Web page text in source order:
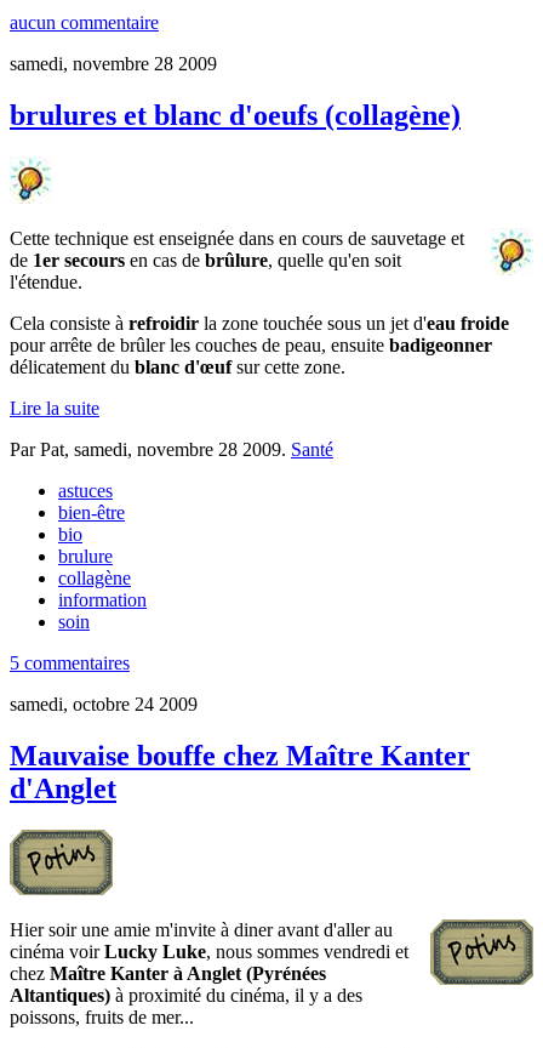
aucun commentaire
samedi, novembre 28 2009
brulures et blanc d'oeufs (collagène)
Cette technique est enseignée dans en cours de sauvetage et
de 1er secours en cas de brûlure, quelle qu'en soit
l'étendue.
Cela consiste à refroidir la zone touchée sous un jet d'eau froide
pour arrête de brûler les couches de peau, ensuite badigeonner
délicatement du blanc d'œufsur cette zone.
Lire la suite
Par Pat, samedi, novembre 28 2009. Santé
astuces
bien-être
bio
brulure
collagène
information
soin
5 commentaires
samedi, octobre 24 2009
Mauvaise bouffe chez Maître Kanter
d'Anglet
Hier soir une amie m'invite à diner avant d'aller au
cinéma voirLucky Luke, nous sommes vendredi et
chez Maître Kanter à Anglet (Pyrénées
Altantiques) à proximité du cinéma, il y a des
poissons, fruits de mer...